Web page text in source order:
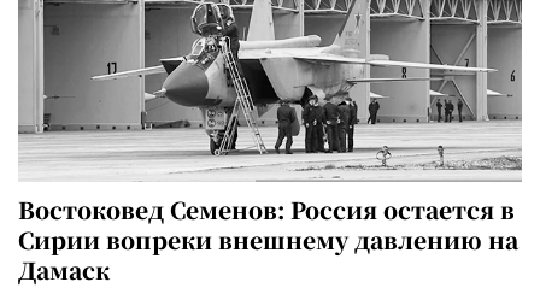
Востоковед Семенов: Россия остается в
Сирии вопреки внешнему давлению на
Дамаск